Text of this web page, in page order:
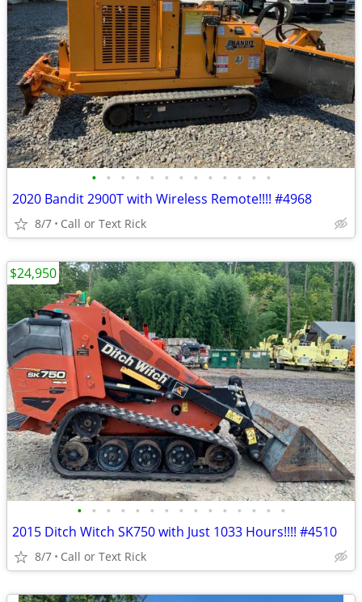
• • • • • • • • • • • • •
2020 Bandit 2900T with Wireless Remote!!!! #4968
8/7 Call or Text Rick
• • • • • • • • • • • • • • •
2015 Ditch Witch SK750 with Just 1033 Hours!!!! #4510
8/7 Call or Text Rick
$24,950